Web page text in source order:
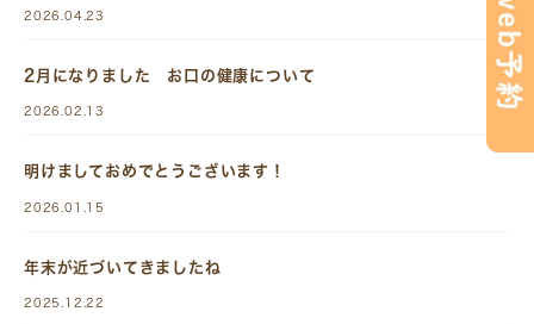
2026.04.23
2月になりました お口の健康について
2026.02.13
明けましておめでとうございます！
2026.01.15
年末が近づいてきましたね
2025.12.22